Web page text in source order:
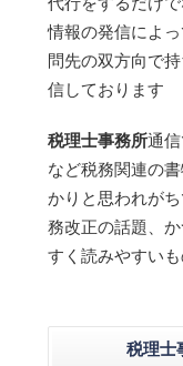
情報の発信によ
問先の双方向で
信しております
税理士事務所通
など税務関連の
かりと思われが
務改正の話題、
すく読みやすい
税理士